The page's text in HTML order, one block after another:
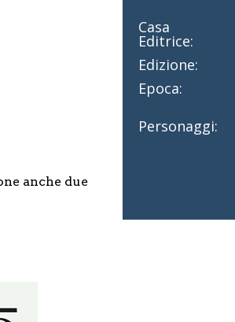
anche due
Casa
Editrice:
Edizione:
Epoca:
Personaggi: